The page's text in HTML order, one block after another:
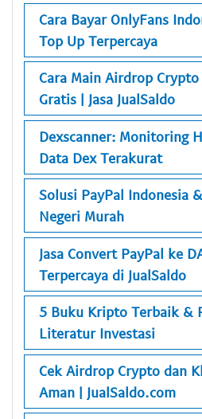
Cara Bayar OnlyFans
Top Up Terpercaya
Cara Main Airdrop
Gratis | Jasa JualSaldo
Dexscanner: Monitoring
Data Dex Terakurat
Solusi PayPal Indonesia
Negeri Murah
Jasa Convert PayPal ke
Terpercaya di JualSaldo
5 Buku Kripto Terbaik &
Literatur Investasi
Cek Airdrop Crypto dan
Aman | JualSaldo.com